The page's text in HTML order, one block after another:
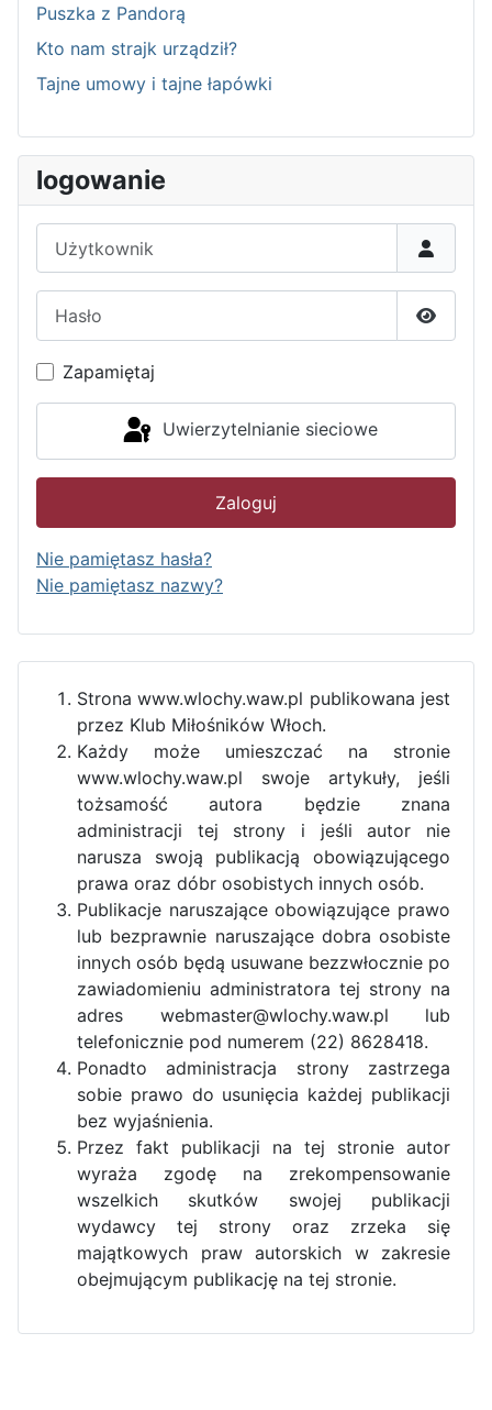
Puszka z Pandorą
Kto nam strajk urządził?
Tajne umowy i tajne łapówki
logowanie
Pokaż
Zapamiętaj
Uwierzytelnianie sieciowe
Zaloguj
Nie pamiętasz hasła?
Nie pamiętasz nazwy?
Strona www.wlochy.waw.pl publikowana jest
przez Klub Miłośników Włoch.
Każdy może umieszczać na stronie
www.wlochy.waw.pl swoje artykuły, jeśli
tożsamość autora będzie znana
administracji tej strony i jeśli autor nie
narusza swoją publikacją obowiązującego
prawa oraz dóbr osobistych innych osób.
Publikacje naruszające obowiązujące prawo
lub bezprawnie naruszające dobra osobiste
innych osób będą usuwane bezzwłocznie po
zawiadomieniu administratora tej strony na
adres webmaster@wlochy.waw.pl lub
telefonicznie pod numerem (22) 8628418.
Ponadto administracja strony zastrzega
sobie prawo do usunięcia każdej publikacji
bez wyjaśnienia.
Przez fakt publikacji na tej stronie autor
wyraża zgodę na zrekompensowanie
wszelkich skutków swojej publikacji
wydawcy tej strony oraz zrzeka się
majątkowych praw autorskich w zakresie
obejmującym publikację na tej stronie.